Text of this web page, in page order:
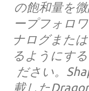
の飽和量を
ープフォロ
ナログまた
るようにす
ださい。
載した